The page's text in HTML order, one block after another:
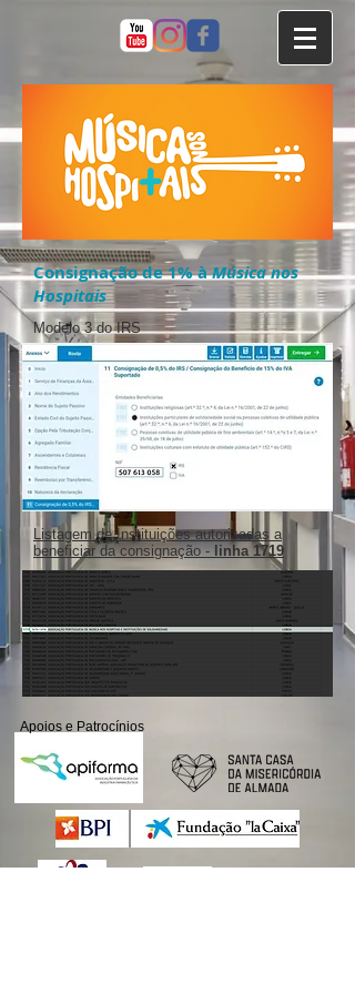
Consignação de 1% àMúsica nos
Hospitais
Modelo 3 do IRS
Listagem de Instituições autorizadas a
beneficiar da consignação - linha 1719
Apoios e Patrocínios